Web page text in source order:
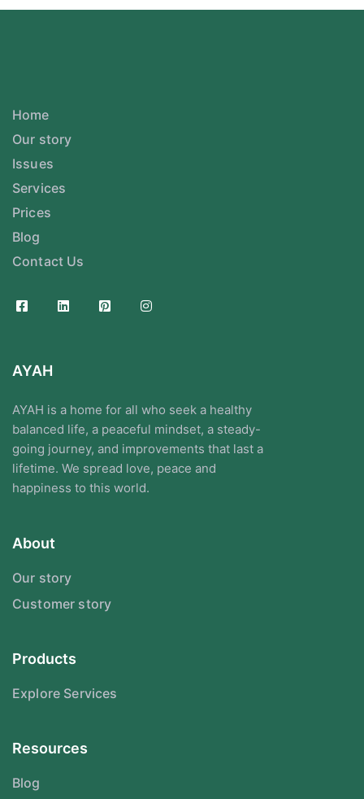
Home
Our story
Issues
Services
Prices
Blog
Contact Us
AYAH
AYAH is a home for all who seek a healthy
balanced life, a peaceful mindset, a steady-
going journey, and improvements that last a
lifetime. We spread love, peace and
happiness to this world.
About
Our story
Customer story
Products
Explore Services
Resources
Blog